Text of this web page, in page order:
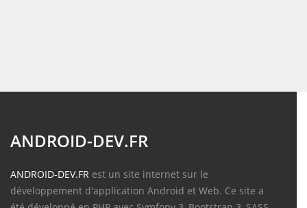
ANDROID-DEV.FR
ANDROID-DEV.FR est un site internet sur le
développement d'application Android et Web. Ce site a